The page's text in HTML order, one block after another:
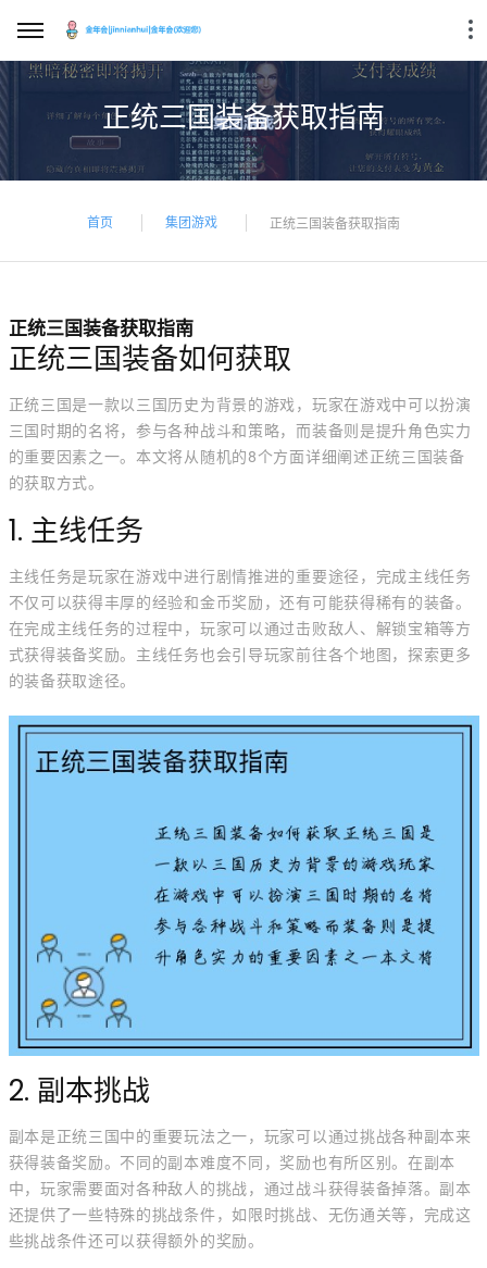
正统三国装备获取指南
首页 集团游戏 正统三国装备获取指南
正统三国装备获取指南
正统三国装备如何获取
正统三国是一款以三国历史为背景的游戏，玩家在游戏中可以扮演
三国时期的名将，参与各种战斗和策略，而装备则是提升角色实力
的重要因素之一。本文将从随机的8个方面详细阐述正统三国装备
的获取方式。
1. 主线任务
主线任务是玩家在游戏中进行剧情推进的重要途径，完成主线任务
不仅可以获得丰厚的经验和金币奖励，还有可能获得稀有的装备。
在完成主线任务的过程中，玩家可以通过击败敌人、解锁宝箱等方
式获得装备奖励。主线任务也会引导玩家前往各个地图，探索更多
的装备获取途径。
2. 副本挑战
副本是正统三国中的重要玩法之一，玩家可以通过挑战各种副本来
获得装备奖励。不同的副本难度不同，奖励也有所区别。在副本
中，玩家需要面对各种敌人的挑战，通过战斗获得装备掉落。副本
还提供了一些特殊的挑战条件，如限时挑战、无伤通关等，完成这
些挑战条件还可以获得额外的奖励。